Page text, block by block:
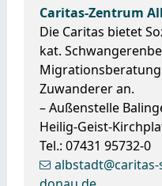
Caritas-Zentrum
Die Caritas bietet
kat.
Zuwanderer an.
– Außenstelle
Heilig-Geist-
Tel.: 07431 95732-0